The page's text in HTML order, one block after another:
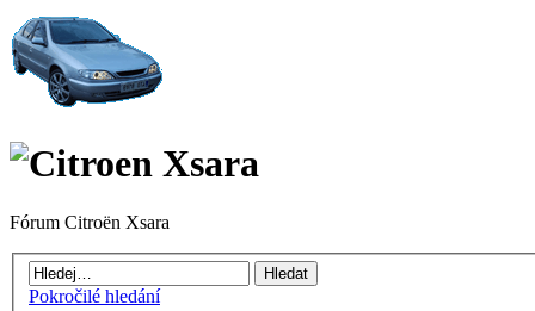
Fórum Citroën Xsara
Pokročilé hledání